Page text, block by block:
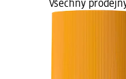
Všechny